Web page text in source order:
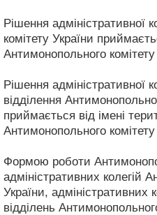
Рішення адміністративної
комітету України
Антимонопольного комітету
Рішення адміністративної
відділення
приймається від імені
Антимонопольного комітету
Формою роботи
адміністративних колегій
України, адміністративних
відділень